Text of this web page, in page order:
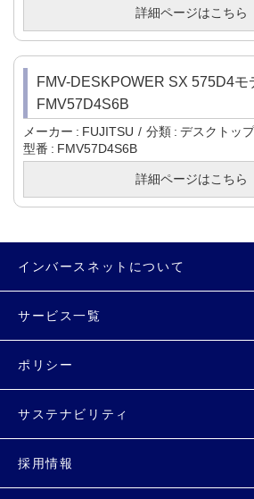
詳細ページはこちら
FMV-DESKPOWER SX 575D4モ
FMV57D4S6B
メーカー FUJITSU 分類
デスクトッ
型番
FMV57D4S6B
詳細ページはこちら
インバースネットについて
サービス一覧
ポリシー
サステナビリティ
採用情報